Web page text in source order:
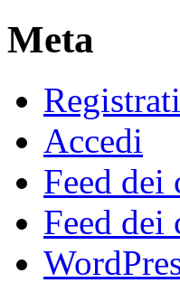
Meta
Registrati
Accedi
Feed dei
Feed dei